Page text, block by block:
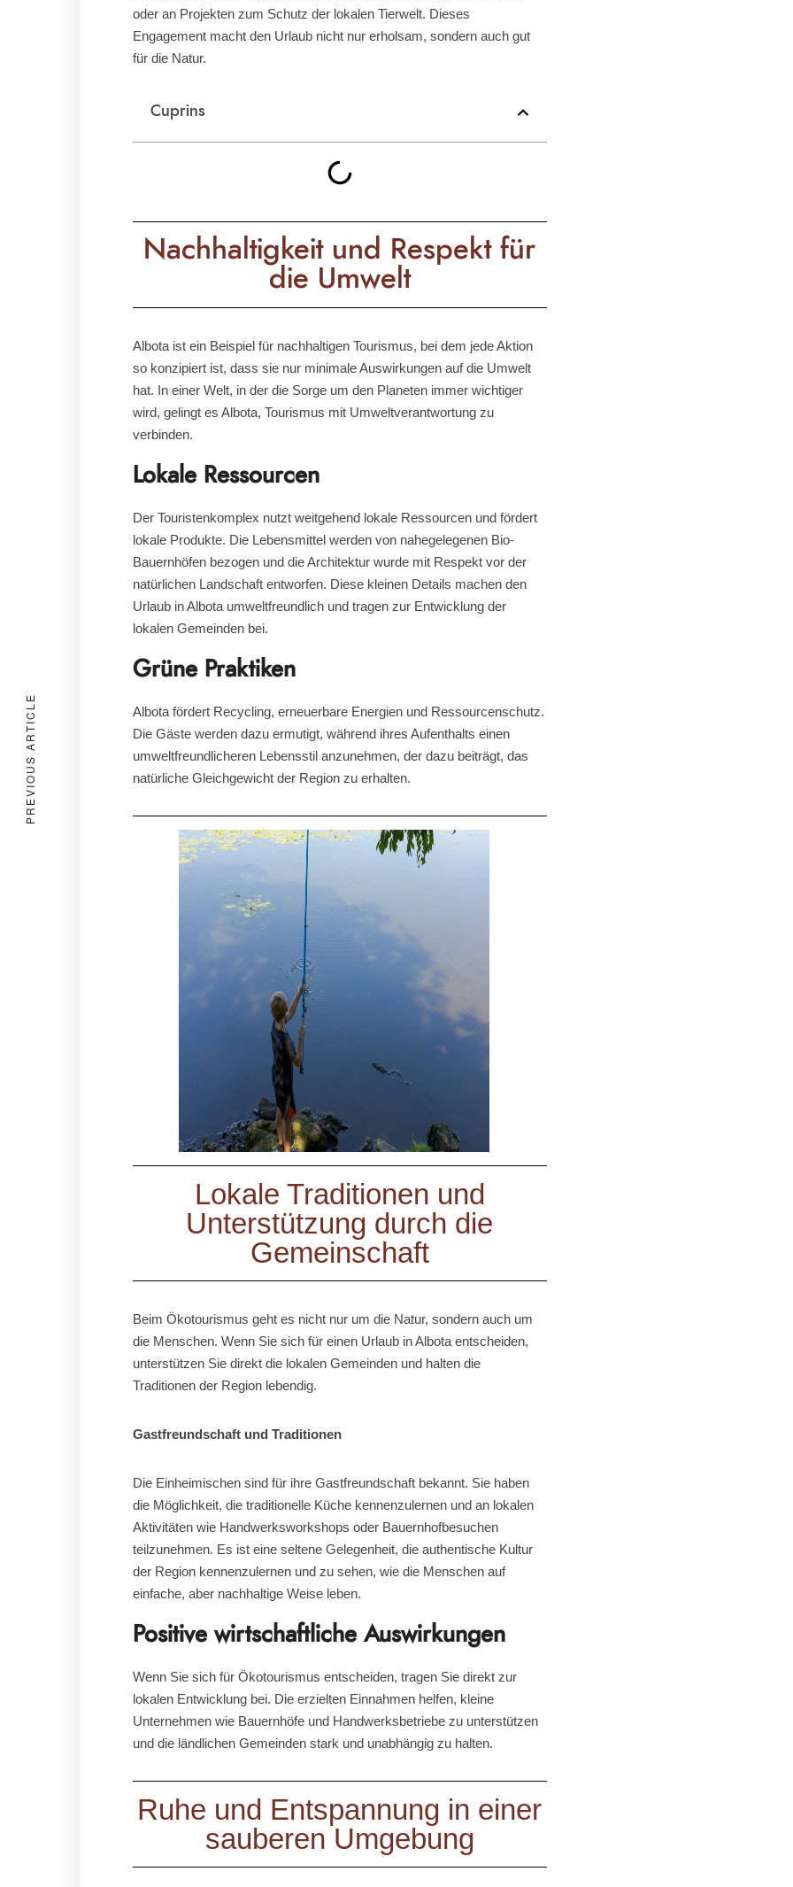
oder an Projekten zum Schutz der lokalen Tierwelt. Dieses
Engagement macht den Urlaub nicht nur erholsam, sondern auch gut
für die Natur.
Cuprins
Nachhaltigkeit und Respekt für
die Umwelt
Albota ist ein Beispiel für nachhaltigen Tourismus, bei dem jede Aktion
so konzipiert ist, dass sie nur minimale Auswirkungen auf die Umwelt
hat. In einer Welt, in der die Sorge um den Planeten immer wichtiger
wird, gelingt es Albota, Tourismus mit Umweltverantwortung zu
verbinden.
Lokale Ressourcen
Der Touristenkomplex nutzt weitgehend lokale Ressourcen und fördert
lokale Produkte. Die Lebensmittel werden von nahegelegenen Bio-
Bauernhöfen bezogen und die Architektur wurde mit Respekt vor der
natürlichen Landschaft entworfen. Diese kleinen Details machen den
Urlaub in Albota umweltfreundlich und tragen zur Entwicklung der
lokalen Gemeinden bei.
Grüne Praktiken
Albota fördert Recycling, erneuerbare Energien und Ressourcenschutz.
Die Gäste werden dazu ermutigt, während ihres Aufenthalts einen
umweltfreundlicheren Lebensstil anzunehmen, der dazu beiträgt, das
natürliche Gleichgewicht der Region zu erhalten.
Lokale Traditionen und
Unterstützung durch die
Gemeinschaft
Beim Ökotourismus geht es nicht nur um die Natur, sondern auch um
die Menschen. Wenn Sie sich für einen Urlaub in Albota entscheiden,
unterstützen Sie direkt die lokalen Gemeinden und halten die
Traditionen der Region lebendig.
Gastfreundschaft und Traditionen
Die Einheimischen sind für ihre Gastfreundschaft bekannt. Sie haben
die Möglichkeit, die traditionelle Küche kennenzulernen und an lokalen
Aktivitäten wie Handwerksworkshops oder Bauernhofbesuchen
teilzunehmen. Es ist eine seltene Gelegenheit, die authentische Kultur
der Region kennenzulernen und zu sehen, wie die Menschen auf
einfache, aber nachhaltige Weise leben.
Positive wirtschaftliche Auswirkungen
Wenn Sie sich für Ökotourismus entscheiden, tragen Sie direkt zur
lokalen Entwicklung bei. Die erzielten Einnahmen helfen, kleine
Unternehmen wie Bauernhöfe und Handwerksbetriebe zu unterstützen
und die ländlichen Gemeinden stark und unabhängig zu halten.
Ruhe und Entspannung in einer
sauberen Umgebung
PREVIOUS ARTICLE